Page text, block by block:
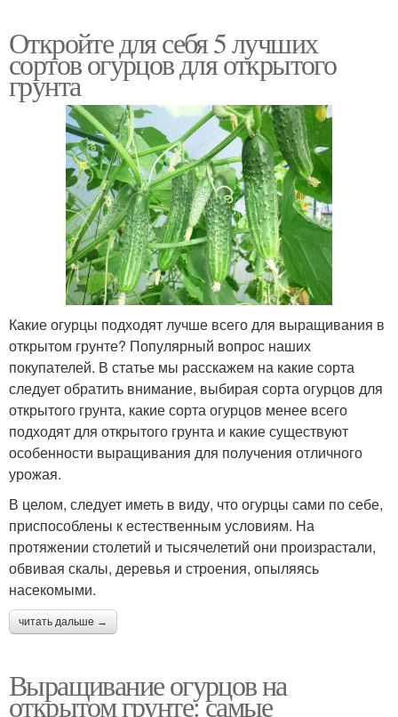
Откройте для себя 5 лучших
сортов огурцов для открытого
грунта
Какие огурцы подходят лучше всего для выращивания в
открытом грунте? Популярный вопрос наших
покупателей. В статье мы расскажем на какие сорта
следует обратить внимание, выбирая сорта огурцов для
открытого грунта, какие сорта огурцов менее всего
подходят для открытого грунта и какие существуют
особенности выращивания для получения отличного
урожая.
В целом, следует иметь в виду, что огурцы сами по себе,
приспособлены к естественным условиям. На
протяжении столетий и тысячелетий они произрастали,
обвивая скалы, деревья и строения, опыляясь
насекомыми.
читать дальше →
Выращивание огурцов на
открытом грунте: самые